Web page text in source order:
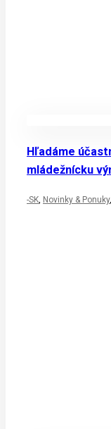
Hľadáme
mládežnícku
-SK, Novinky & Ponuky,